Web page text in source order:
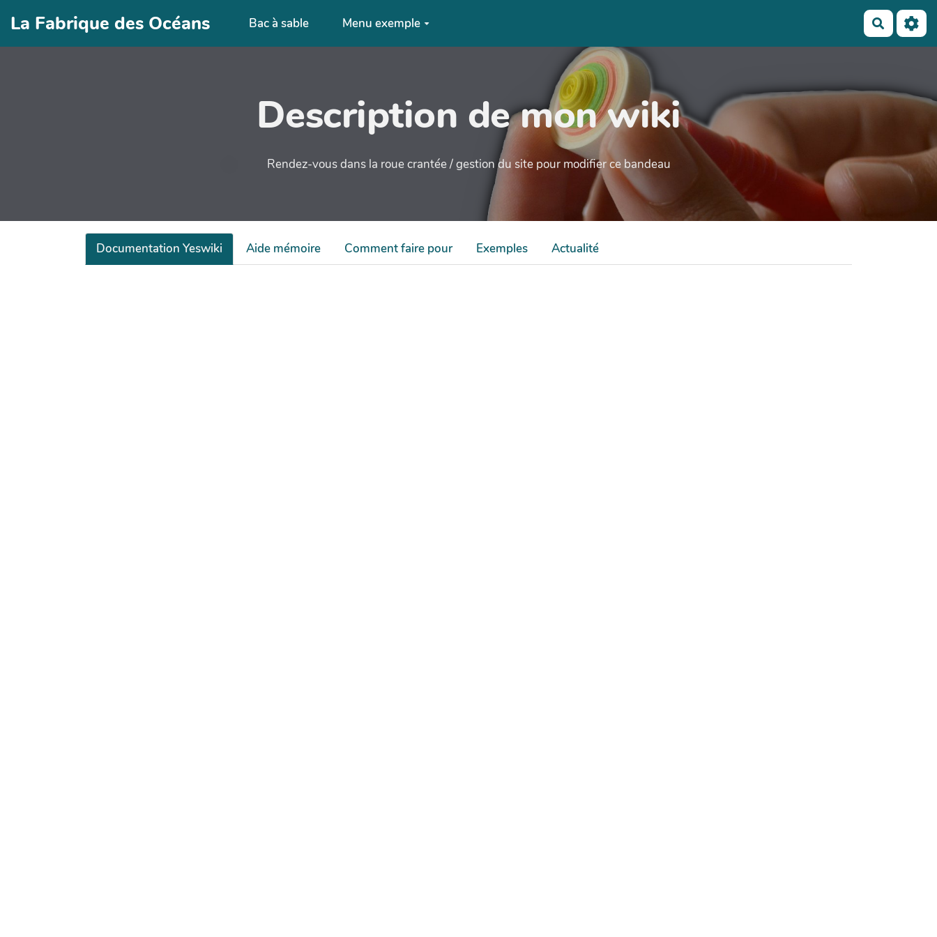
Aller au contenu principal
La Fabrique des Océans Bac à sable Menu exemple
Description de mon wiki
Rendez-vous dans la roue crantée / gestion du site pour modifier ce bandeau
Documentation Yeswiki Aide mémoire Comment faire pour Exemples Actualité